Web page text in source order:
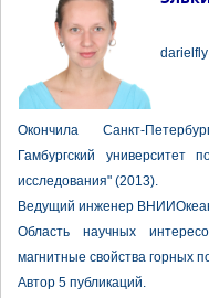
Окончила Санкт-
Гамбургский университет
исследования" (2013).
Ведущий инженер
Область научных
магнитные свойства горных
Автор 5 публикаций.